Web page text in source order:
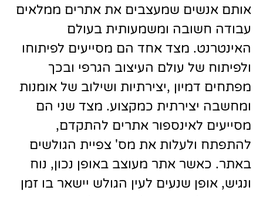
אותם אנשים שמעצבים את אתרים ממלאים
עבודה חשובה ומשמעותית בעולם
האינטרנט. מצד אחד הם מסייעים לפיתוחו
ולפיתוח של עולם העיצוב הגרפי ובכך
מפתחים דמיון ,יצירתיות ושילוב של אומנות
ומחשבה יצירתית כמקצוע. מצד שני הם
מסייעים לאינספור אתרים להתקדם,
להתפתח ולעלות את מס' צפיית הגולשים
באתר. כאשר אתר מעוצב באופן נכון, נוח
ונגיש, אופן שנעים לעין הגולש יישאר בו זמן